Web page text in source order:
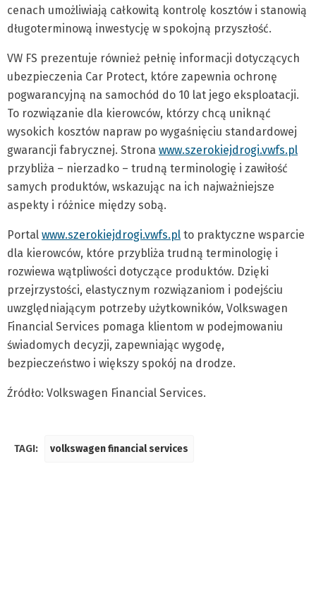
cenach umożliwiają całkowitą kontrolę kosztów i stanowią
długoterminową inwestycję w spokojną przyszłość.
VW FS prezentuje również pełnię informacji dotyczących
ubezpieczenia Car Protect, które zapewnia ochronę
pogwarancyjną na samochód do 10 lat jego eksploatacji.
To rozwiązanie dla kierowców, którzy chcą uniknąć
wysokich kosztów napraw po wygaśnięciu standardowej
gwarancji fabrycznej. Strona www.szerokiejdrogi.vwfs.pl
przybliża – nierzadko – trudną terminologię i zawiłość
samych produktów, wskazując na ich najważniejsze
aspekty i różnice między sobą.
Portal www.szerokiejdrogi.vwfs.pl to praktyczne wsparcie
dla kierowców, które przybliża trudną terminologię i
rozwiewa wątpliwości dotyczące produktów. Dzięki
przejrzystości, elastycznym rozwiązaniom i podejściu
uwzględniającym potrzeby użytkowników, Volkswagen
Financial Services pomaga klientom w podejmowaniu
świadomych decyzji, zapewniając wygodę,
bezpieczeństwo i większy spokój na drodze.
Źródło: Volkswagen Financial Services.
TAGI: volkswagen financial services